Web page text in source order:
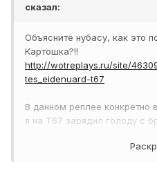
сказал:
Объясните нубасу, как это
Картошка?!!
http://wotreplays.ru/site/
tes_eidenuard-t67
В данном реплее конкретно
я на Т67 зарядил голоду с
выкатываюсь и голдой